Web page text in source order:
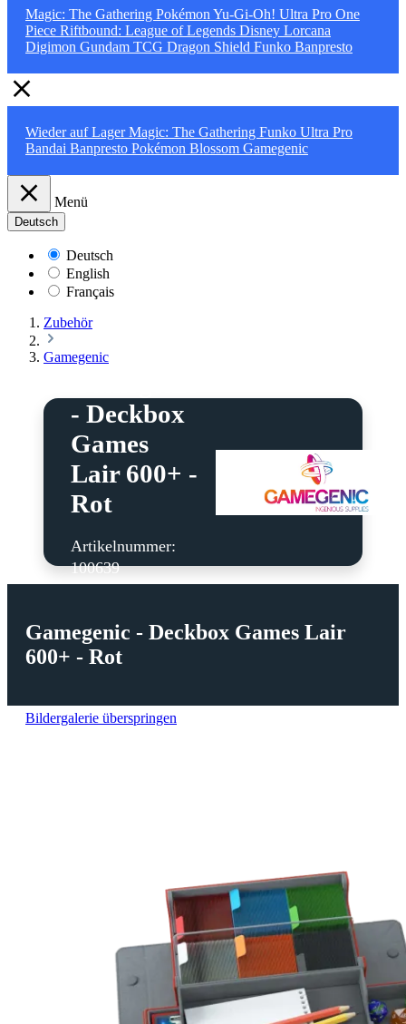
Magic: The Gathering Pokémon Yu-Gi-Oh! Ultra Pro One
Piece Riftbound: League of Legends Disney Lorcana
Digimon Gundam TCG Dragon Shield Funko Banpresto
Wieder auf LagerMagic: The Gathering Funko Ultra Pro
Bandai Banpresto Pokémon Blossom Gamegenic
Menü
Deutsch
Deutsch
English
Français
Zubehör
Gamegenic
- Deckbox
Games
Lair 600+ -
Rot
Artikelnummer:
100639
Gamegenic - Deckbox Games Lair
600+ - Rot
Bildergalerie überspringen